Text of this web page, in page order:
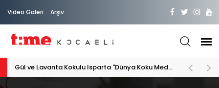
Video Galeri Arşiv
PATİLİ DOSTA HAYATIMIZA "HOŞ GELDİN" DİYORSAK